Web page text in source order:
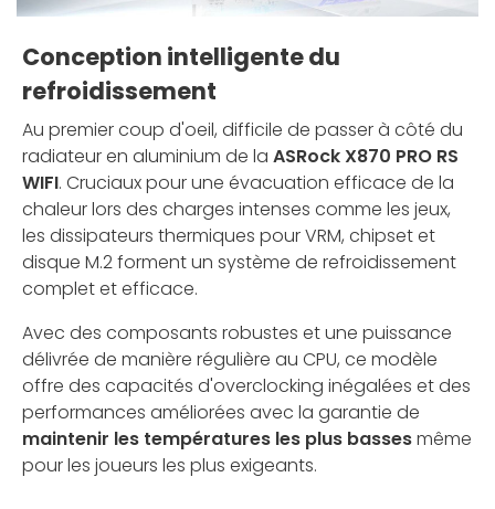
Conception intelligente du
refroidissement
Au premier coup d'oeil, difficile de passer à côté du
radiateur en aluminium de la ASRock X870 PRO RS
WIFI. Cruciaux pour une évacuation efficace de la
chaleur lors des charges intenses comme les jeux,
les dissipateurs thermiques pour VRM, chipset et
disque M.2 forment un système de refroidissement
complet et efficace.
Avec des composants robustes et une puissance
délivrée de manière régulière au CPU, ce modèle
offre des capacités d'overclocking inégalées et des
performances améliorées avec la garantie de
maintenir les températures les plus bassesmême
pour les joueurs les plus exigeants.